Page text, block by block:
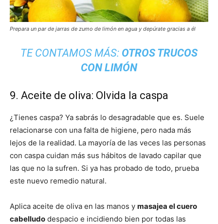
Prepara un par de jarras de zumo de limón en agua y depúrate gracias a él
TE CONTAMOS MÁS: OTROS TRUCOS
CON LIMÓN
9. Aceite de oliva: Olvida la caspa
¿Tienes caspa? Ya sabrás lo desagradable que es. Suele
relacionarse con una falta de higiene, pero nada más
lejos de la realidad. La mayoría de las veces las personas
con caspa cuidan más sus hábitos de lavado capilar que
las que no la sufren. Si ya has probado de todo, prueba
este nuevo remedio natural.
Aplica aceite de oliva en las manos y masajea el cuero
cabelludo despacio e incidiendo bien por todas las